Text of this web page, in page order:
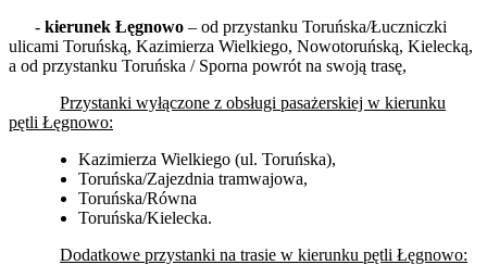
- kierunek Łęgnowo – od przystanku Toruńska/Łuczniczki
ulicami Toruńską, Kazimierza Wielkiego, Nowotoruńską, Kielecką,
a od przystanku Toruńska / Sporna powrót na swoją trasę,
Przystanki wyłączone z obsługi pasażerskiej w kierunku
pętli Łęgnowo:
Kazimierza Wielkiego (ul. Toruńska),
Toruńska/Zajezdnia tramwajowa,
Toruńska/Równa
Toruńska/Kielecka.
Dodatkowe przystanki na trasie w kierunku pętli Łęgnowo: